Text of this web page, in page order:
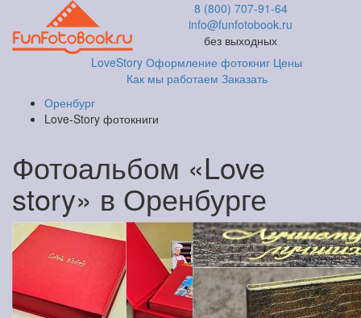
8 (800) 707-91-64
info@funfotobook.ru
без выходных
LoveStory Оформление фотокниг Цены
Как мы работаем Заказать
Оренбург
Love-Story фотокниги
Фотоальбом «Love
story» в Оренбурге